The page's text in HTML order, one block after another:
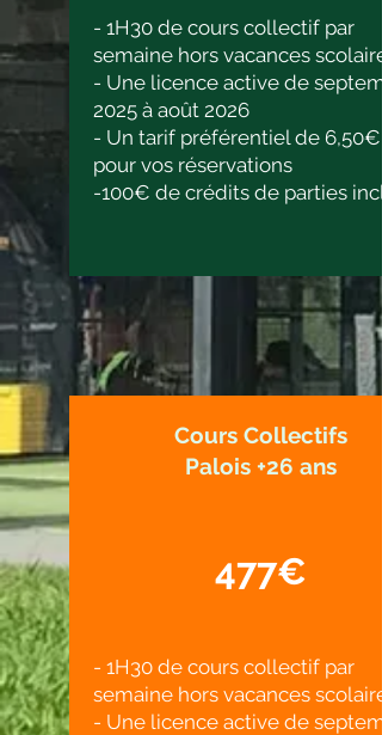
- 1H30 de cours collectif par
semaine hors vacances
- Une licence active de
2025 à août 2026
- Un tarif préférentiel de 6,50€
pour vos réservations
-100€ de crédits de parties
Cours Collectifs
Palois +26 ans
477€
- 1H30 de cours collectif par
semaine hors vacances
- Une licence active de